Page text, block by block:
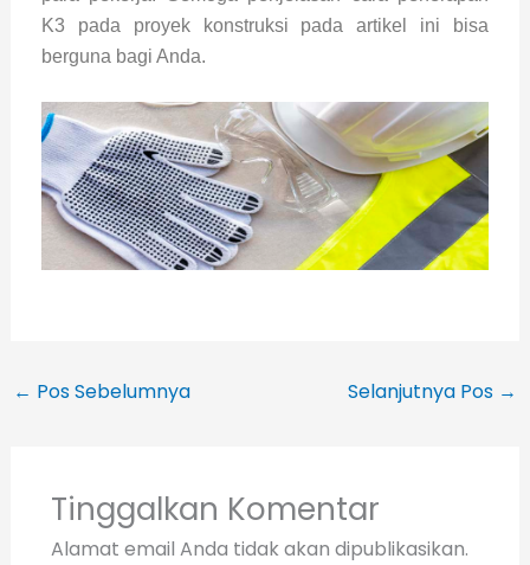
K3 pada proyek konstruksi pada artikel ini bisa
berguna bagi Anda.
← Pos Sebelumnya Selanjutnya Pos →
Tinggalkan Komentar
Alamat email Anda tidak akan dipublikasikan.